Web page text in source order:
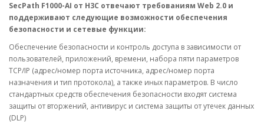
SecPath F1000-AI от H3C отвечают требованиям Web 2.0 и
поддерживают следующие возможности обеспечения
безопасности и сетевые функции:
Обеспечение безопасности и контроль доступа в зависимости от
пользователей, приложений, времени, набора пяти параметров
TCP/IP (адрес/номер порта источника, адрес/номер порта
назначения и тип протокола), а также иных параметров. В число
стандартных средств обеспечения безопасности входят система
защиты от вторжений, антивирус и система защиты от утечек данных
(DLP)